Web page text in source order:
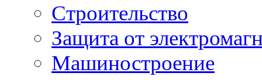
Строительство
Защита от
Машиностроение